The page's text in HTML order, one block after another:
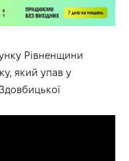
Рівненщини
який упав у